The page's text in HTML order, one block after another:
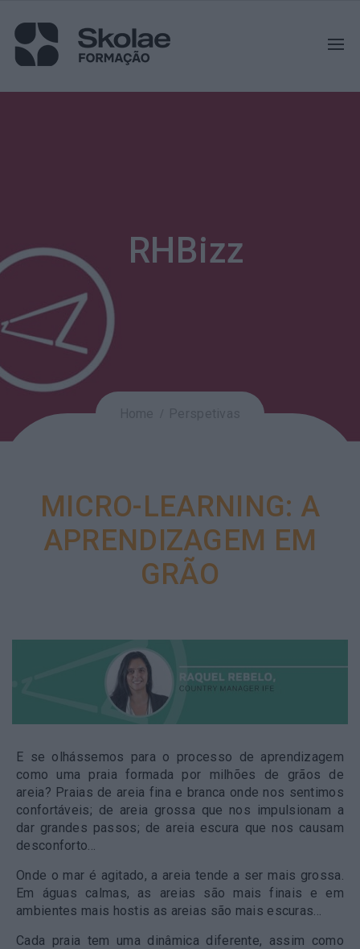
RHBizz
MICRO-LEARNING: A
APRENDIZAGEM EM
GRÃO
E se olhássemos para o processo de aprendizagem
como uma praia formada por milhões de grãos de
areia? Praias de areia fina e branca onde nos sentimos
confortáveis; de areia grossa que nos impulsionam a
dar grandes passos; de areia escura que nos causam
desconforto…
Onde o mar é agitado, a areia tende a ser mais grossa.
Em águas calmas, as areias são mais finais e em
ambientes mais hostis as areias são mais escuras…
Cada praia tem uma dinâmica diferente, assim como